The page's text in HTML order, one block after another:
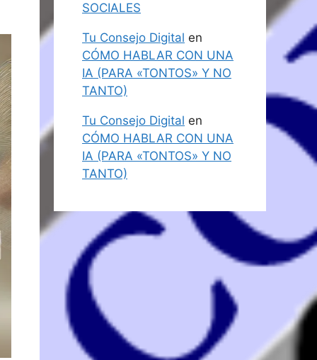
SOCIALES
Tu Consejo Digital en
CÓMO HABLAR CON UNA
IA (PARA «TONTOS» Y NO
TANTO)
Tu Consejo Digital en
CÓMO HABLAR CON UNA
IA (PARA «TONTOS» Y NO
TANTO)